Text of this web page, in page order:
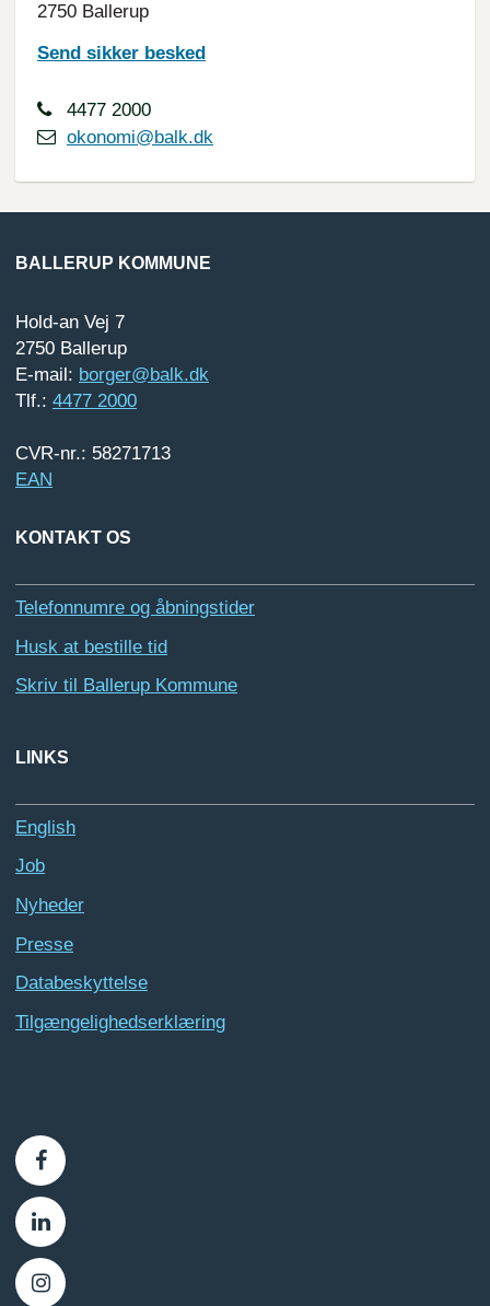
2750 Ballerup
Send sikker besked
4477 2000
okonomi@balk.dk
BALLERUP KOMMUNE
Hold-an Vej 7
2750 Ballerup
E-mail: borger@balk.dk
Tlf.: 4477 2000
CVR-nr.: 58271713
EAN
KONTAKT OS
Telefonnumre og åbningstider
Husk at bestille tid
Skriv til Ballerup Kommune
LINKS
English
Job
Nyheder
Presse
Databeskyttelse
Tilgængelighedserklæring